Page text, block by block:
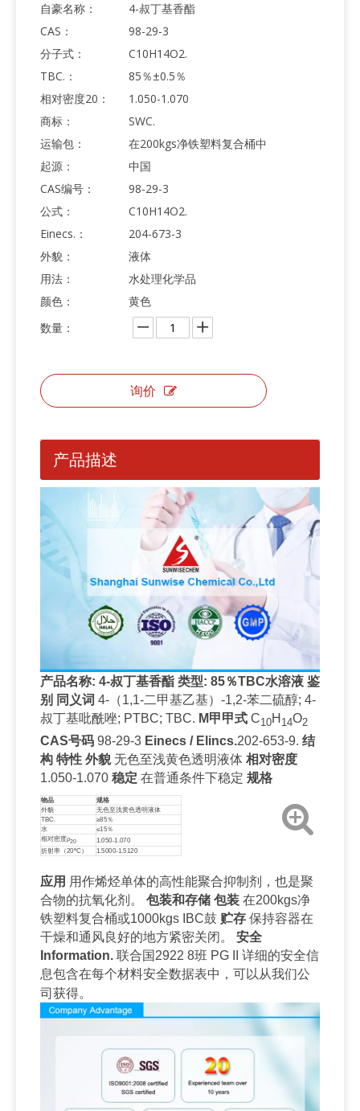
自豪名称：
4-叔丁基香酯
CAS：
98-29-3
分子式：
C10H14O2.
TBC.：
85％±0.5％
相对密度20：
1.050-1.070
商标：
SWC.
运输包：
在200kgs净铁塑料复合桶中
起源：
中国
CAS编号：
98-29-3
公式：
C10H14O2.
Einecs.：
204-673-3
外貌：
液体
用法：
水处理化学品
颜色：
黄色
数量：
询价
产品描述
产品名称: 4-叔丁基香酯 类型: 85％TBC水溶液 鉴
别 同义词 4-（1,1-二甲基乙基）-1,2-苯二硫醇; 4-
叔丁基吡酰唑; PTBC; TBC. M甲甲式 C10H 14O2
CAS号码 98-29-3 Einecs / Elincs.202-653-9. 结
构 特性 外貌 无色至浅黄色透明液体 相对密度
1.050-1.070 稳定 在普通条件下稳定 规格
物品
规格
外貌
无色至浅黄色透明液体
TBC.
≥85％
水
≤15％
相对密度ρ20
1.050-1.070
折射率（20ºC）
1.5000-1.5120
应用 用作烯烃单体的高性能聚合抑制剂，也是聚
合物的抗氧化剂。
包装和存储 包装 在200kgs净
铁塑料复合桶或1000kgs IBC鼓 贮存 保持容器在
干燥和通风良好的地方紧密关闭。
安全
nformation. 联合国2922 8班 PG II
详细的安全信
息包含在每个材料安全数据表中，可以从我们公
司获得。